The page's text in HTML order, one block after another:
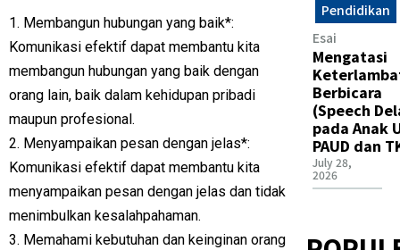
1. Membangun hubungan yang baik*:
Komunikasi efektif dapat membantu kita
membangun hubungan yang baik dengan
orang lain, baik dalam kehidupan pribadi
maupun profesional.
2. Menyampaikan pesan dengan jelas*:
Komunikasi efektif dapat membantu kita
menyampaikan pesan dengan jelas dan tidak
menimbulkan kesalahpahaman.
3. Memahami kebutuhan dan keinginan orang
Pendidikan
Esai
Mengatasi
Berbicara
(Speech
pada Anak
PAUD dan
July 28,
2026